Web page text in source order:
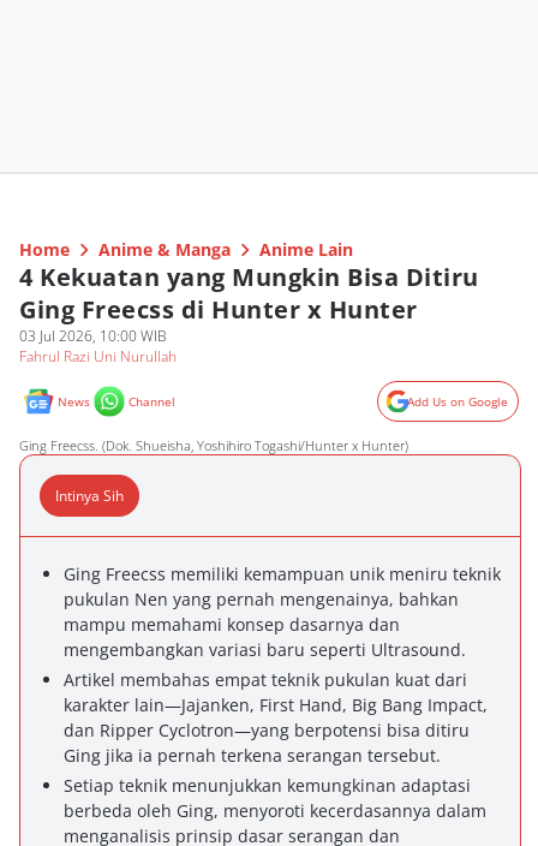
Home Anime & Manga Anime Lain
4 Kekuatan yang Mungkin Bisa Ditiru
Ging Freecss di Hunter x Hunter
03 Jul 2026, 10:00 WIB
Fahrul Razi Uni Nurullah
News Channel Add Us on Google
Ging Freecss. (Dok. Shueisha, Yoshihiro Togashi/Hunter x Hunter)
Intinya Sih
Ging Freecss memiliki kemampuan unik meniru teknik
pukulan Nen yang pernah mengenainya, bahkan
mampu memahami konsep dasarnya dan
mengembangkan variasi baru seperti Ultrasound.
Artikel membahas empat teknik pukulan kuat dari
karakter lain—Jajanken, First Hand, Big Bang Impact,
dan Ripper Cyclotron—yang berpotensi bisa ditiru
Ging jika ia pernah terkena serangan tersebut.
Setiap teknik menunjukkan kemungkinan adaptasi
berbeda oleh Ging, menyoroti kecerdasannya dalam
menganalisis prinsip dasar serangan dan